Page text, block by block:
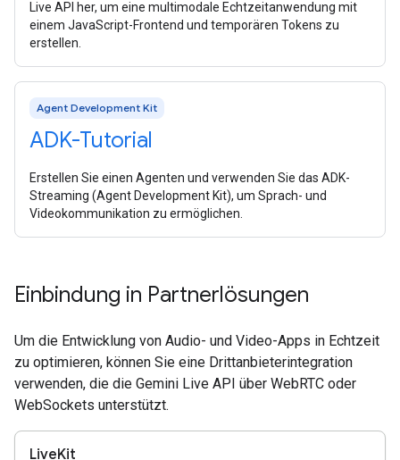
Live API her, um eine multimodale Echtzeitanwendung mit
einem JavaScript-Frontend und temporären Tokens zu
erstellen.
Agent Development Kit
ADK-Tutorial
Erstellen Sie einen Agenten und verwenden Sie das ADK-
Streaming (Agent Development Kit), um Sprach- und
Videokommunikation zu ermöglichen.
Einbindung in Partnerlösungen
Um die Entwicklung von Audio- und Video-Apps in Echtzeit
zu optimieren, können Sie eine Drittanbieterintegration
verwenden, die die Gemini Live API über WebRTC oder
WebSockets unterstützt.
LiveKit